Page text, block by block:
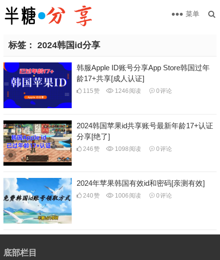
菜单
标签： 2024韩国id分享
韩服Apple ID账号分享App Store韩国过年
龄17+共享[成人认证]
115赞 1246 阅读 0评论
2024韩国苹果id共享账号最新年龄17+认证
分享[绝了]
246赞 1098 阅读 0评论
2024年苹果韩国有效id和密码[亲测有效]
240赞 1006 阅读 0评论
底部栏目